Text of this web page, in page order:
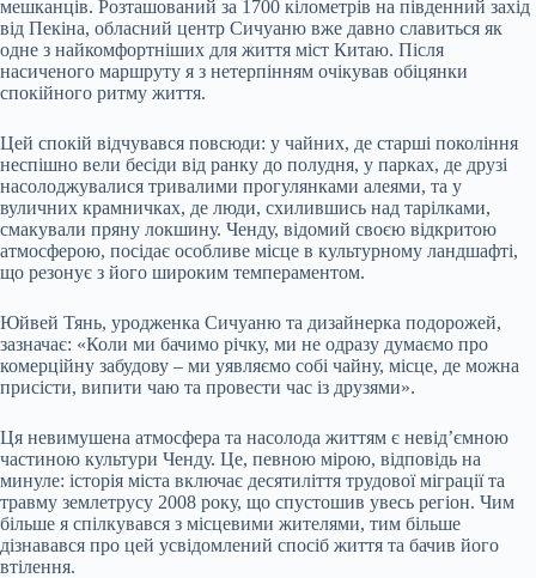
мешканців. Розташований за 1700 кілометрів на південний захід
від Пекіна, обласний центр Сичуаню вже давно славиться як
одне з найкомфортніших для життя міст Китаю. Після
насиченого маршруту я з нетерпінням очікував обіцянки
спокійного ритму життя.
Цей спокій відчувався повсюди: у чайних, де старші покоління
неспішно вели бесіди від ранку до полудня, у парках, де друзі
насолоджувалися тривалими прогулянками алеями, та у
вуличних крамничках, де люди, схилившись над тарілками,
смакували пряну локшину. Ченду, відомий своєю відкритою
атмосферою, посідає особливе місце в культурному ландшафті,
що резонує з його широким темпераментом.
Юйвей Тянь, уродженка Сичуаню та дизайнерка подорожей,
зазначає: «Коли ми бачимо річку, ми не одразу думаємо про
комерційну забудову – ми уявляємо собі чайну, місце, де можна
присісти, випити чаю та провести час із друзями».
Ця невимушена атмосфера та насолода життям є невід’ємною
частиною культури Ченду. Це, певною мірою, відповідь на
минуле: історія міста включає десятиліття трудової міграції та
травму землетрусу 2008 року, що спустошив увесь регіон. Чим
більше я спілкувався з місцевими жителями, тим більше
дізнавався про цей усвідомлений спосіб життя та бачив його
втілення.